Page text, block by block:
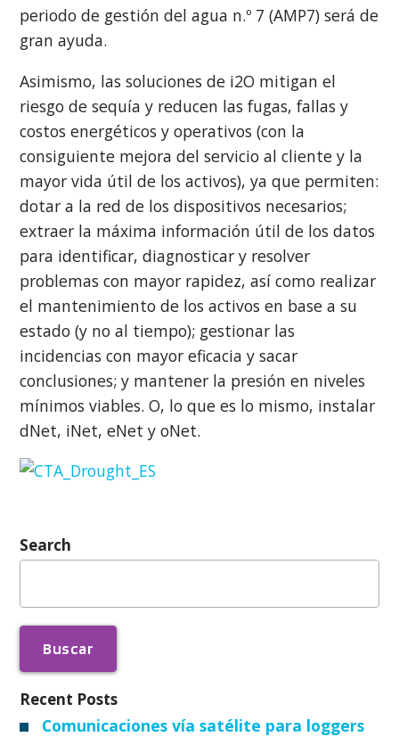
periodo de gestión del agua n.º 7 (AMP7) será de
gran ayuda.
Asimismo, las soluciones de i2O mitigan el
riesgo de sequía y reducen las fugas, fallas y
costos energéticos y operativos (con la
consiguiente mejora del servicio al cliente y la
mayor vida útil de los activos), ya que permiten:
dotar a la red de los dispositivos necesarios;
extraer la máxima información útil de los datos
para identificar, diagnosticar y resolver
problemas con mayor rapidez, así como realizar
el mantenimiento de los activos en base a su
estado (y no al tiempo); gestionar las
incidencias con mayor eficacia y sacar
conclusiones; y mantener la presión en niveles
mínimos viables. O, lo que es lo mismo, instalar
dNet, iNet, eNet y oNet.
Search
Buscar:
Recent Posts
Comunicaciones vía satélite para loggers